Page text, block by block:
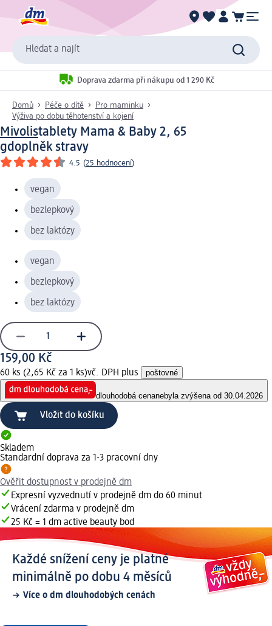
Hledat a najít
Doprava zdarma při nákupu od 1 290 Kč
Domů Péče o dítě
Pro maminku
Výživa po dobu těhotenství a kojení
Mivolistablety Mama & Baby 2, 65
gdoplněk stravy
4.5 (25 hodnocení)
vegan
bezlepkový
bez laktózy
vegan
bezlepkový
bez laktózy
159,00 Kč
60 ks (2,65 Kč za 1 ks)vč. DPH plus poštovné
dlouhodobá cenanebyla zvýšena od 30.04.2026
Vložit do košíku
Skladem
Standardní doprava za 1-3 pracovní dny
Ověřit dostupnost v prodejně dm
Expresní vyzvednutí v prodejně dm do 60 minut
Vrácení zdarma v prodejně dm
25 Kč = 1 dm active beauty bod
Každé snížení ceny je platné
minimálně po dobu 4 měsíců
Více o dm dlouhodobých cenách